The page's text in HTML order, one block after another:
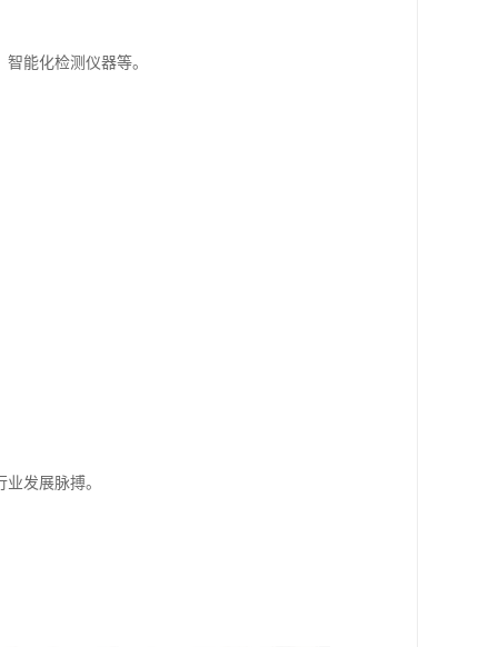
能化检测仪器等。
发展脉搏。